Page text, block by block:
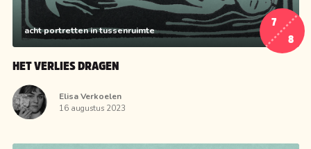
acht portretten in tussenruimte
7
8
HET VERLIES DRAGEN
Elisa Verkoelen
16 augustus 2023